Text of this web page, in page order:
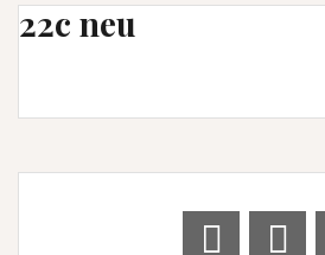
22c neu